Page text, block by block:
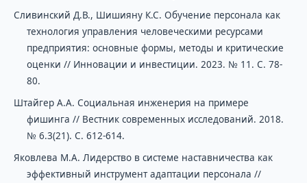
Сливинский Д.В., Шишияну К.С. Обучение персонала как
технология управления человеческими ресурсами
предприятия: основные формы, методы и критические
оценки // Инновации и инвестиции. 2023. № 11. С. 78-
80.
Штайгер А.А. Социальная инженерия на примере
фишинга // Вестник современных исследований. 2018.
№ 6.3(21). С. 612-614.
Яковлева М.А. Лидерство в системе наставничества как
эффективный инструмент адаптации персонала //